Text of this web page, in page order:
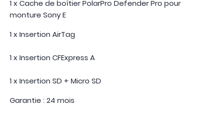
1 x Cache de boîtier PolarPro Defender Pro pour
monture Sony E
1 x Insertion AirTag
1 x Insertion CFExpress A
1 x Insertion SD + Micro SD
Garantie : 24 mois